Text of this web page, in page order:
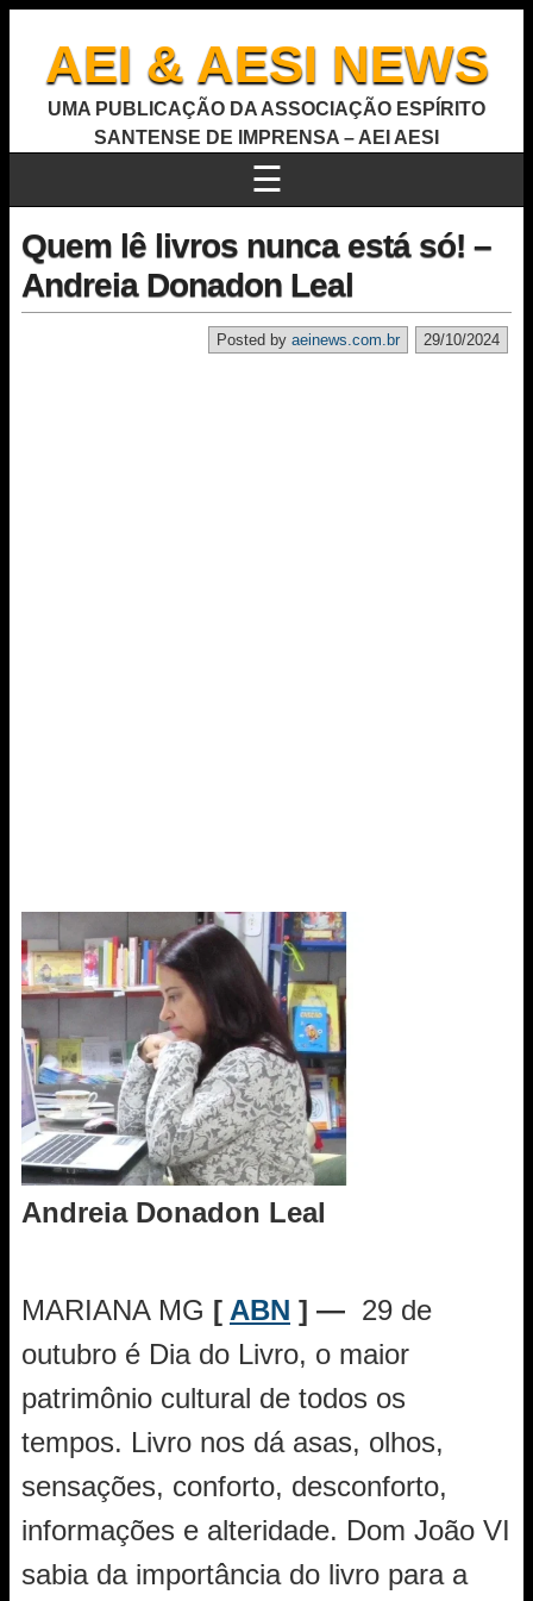
AEI & AESI NEWS
UMA PUBLICAÇÃO DA ASSOCIAÇÃO ESPÍRITO
SANTENSE DE IMPRENSA – AEI AESI
☰
Quem lê livros nunca está só! –
Andreia Donadon Leal
29/10/2024
Posted by aeinews.com.br
Andreia Donadon Leal
MARIANA MG [ ABN ] — 29 de
outubro é Dia do Livro, o maior
patrimônio cultural de todos os
tempos. Livro nos dá asas, olhos,
sensações, conforto, desconforto,
informações e alteridade. Dom João VI
sabia da importância do livro para a